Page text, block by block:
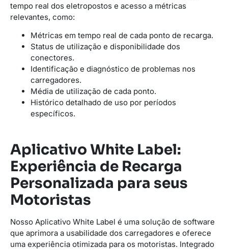
tempo real dos eletropostos e acesso a métricas
relevantes, como:
Métricas em tempo real de cada ponto de recarga.
Status de utilização e disponibilidade dos
conectores.
Identificação e diagnóstico de problemas nos
carregadores.
Média de utilização de cada ponto.
Histórico detalhado de uso por períodos
específicos.
Aplicativo White Label:
Experiência de Recarga
Personalizada para seus
Motoristas
Nosso Aplicativo White Label é uma solução de software
que aprimora a usabilidade dos carregadores e oferece
uma experiência otimizada para os motoristas. Integrado